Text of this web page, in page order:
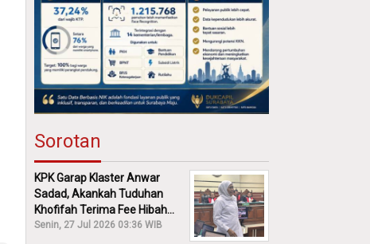
Sorotan
KPK Garap Klaster Anwar
Sadad, Akankah Tuduhan
Khofifah Terima Fee Hibah
30% Diusut?
Senin, 27 Jul 2026 03:36 WIB